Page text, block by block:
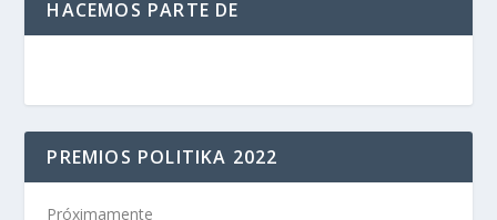
HACEMOS PARTE DE
PREMIOS POLITIKA 2022
Próximamente